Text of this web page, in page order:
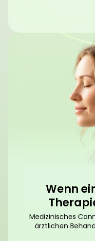
Wenn
Medizinisches
ärztlichen